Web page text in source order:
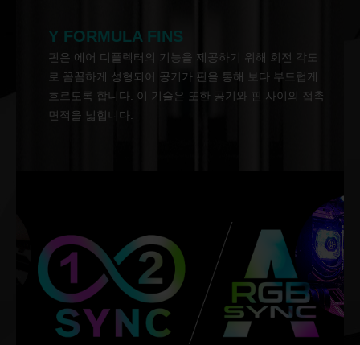
Y FORMULA FINS
핀은 에어 디플렉터의 기능을 제공하기 위해 회전 각도
로 꼼꼼하게 성형되어 공기가 핀을 통해 보다 부드럽게
흐르도록 합니다. 이 기술은 또한 공기와 핀 사이의 접촉
면적을 넓힙니다.